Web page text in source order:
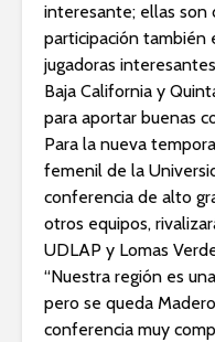
interesante; ellas son
participación también
jugadoras
Baja California y
para aportar buenas
Para la nueva
femenil de la
conferencia de alto
otros equipos,
UDLAP y Lomas
“Nuestra región es
pero se queda
conferencia muy